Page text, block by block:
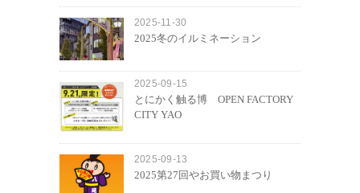
2025-11-30
2025冬のイルミネーション
2025-09-15
とにかく触る博 OPEN FACTORY
CITY YAO
2025-09-13
2025第27回やお買い物まつり